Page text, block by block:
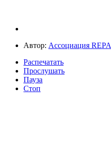
Автор: Ассоциация REPA
Распечатать
Прослушать
Пауза
Стоп